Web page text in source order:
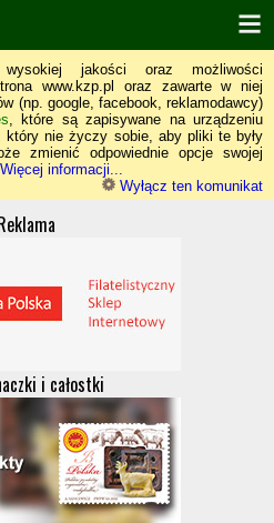
jakości oraz możliwości
www.kzp.pl oraz zawarte w niej
(np. google, facebook, reklamodawcy)
, które są zapisywane na urządzeniu
który nie życzy sobie, aby pliki te były
zmienić odpowiednie opcje swojej
Więcej informacji...
Wyłącz ten komunikat
i całostki